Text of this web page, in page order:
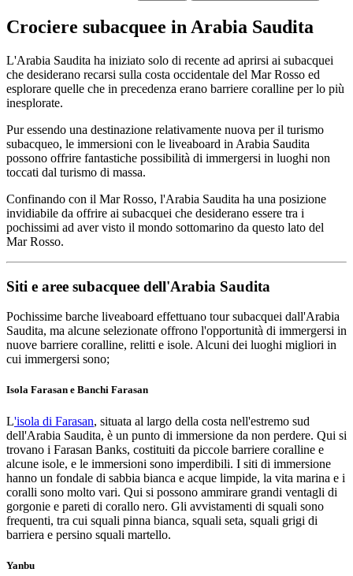
Crociere subacquee in Arabia Saudita
L'Arabia Saudita ha iniziato solo di recente ad aprirsi ai subacquei
che desiderano recarsi sulla costa occidentale del Mar Rosso ed
esplorare quelle che in precedenza erano barriere coralline per lo più
inesplorate.
Pur essendo una destinazione relativamente nuova per il turismo
subacqueo, le immersioni con le liveaboard in Arabia Saudita
possono offrire fantastiche possibilità di immergersi in luoghi non
toccati dal turismo di massa.
Confinando con il Mar Rosso, l'Arabia Saudita ha una posizione
invidiabile da offrire ai subacquei che desiderano essere tra i
pochissimi ad aver visto il mondo sottomarino da questo lato del
Mar Rosso.
Siti e aree subacquee dell'Arabia Saudita
Pochissime barche liveaboard effettuano tour subacquei dall'Arabia
Saudita, ma alcune selezionate offrono l'opportunità di immergersi in
nuove barriere coralline, relitti e isole. Alcuni dei luoghi migliori in
cui immergersi sono;
Isola Farasan e Banchi Farasan
L'isola di Farasan, situata al largo della costa nell'estremo sud
dell'Arabia Saudita, è un punto di immersione da non perdere. Qui si
trovano i Farasan Banks, costituiti da piccole barriere coralline e
alcune isole, e le immersioni sono imperdibili. I siti di immersione
hanno un fondale di sabbia bianca e acque limpide, la vita marina e i
coralli sono molto vari. Qui si possono ammirare grandi ventagli di
gorgonie e pareti di corallo nero. Gli avvistamenti di squali sono
frequenti, tra cui squali pinna bianca, squali seta, squali grigi di
barriera e persino squali martello.
Yanbu